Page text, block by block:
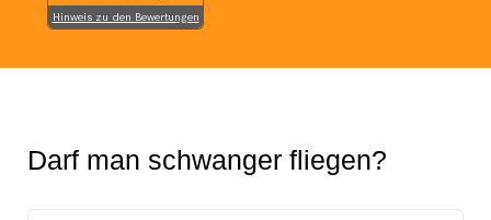
Hinweis zu den Bewertungen
Darf man schwanger fliegen?